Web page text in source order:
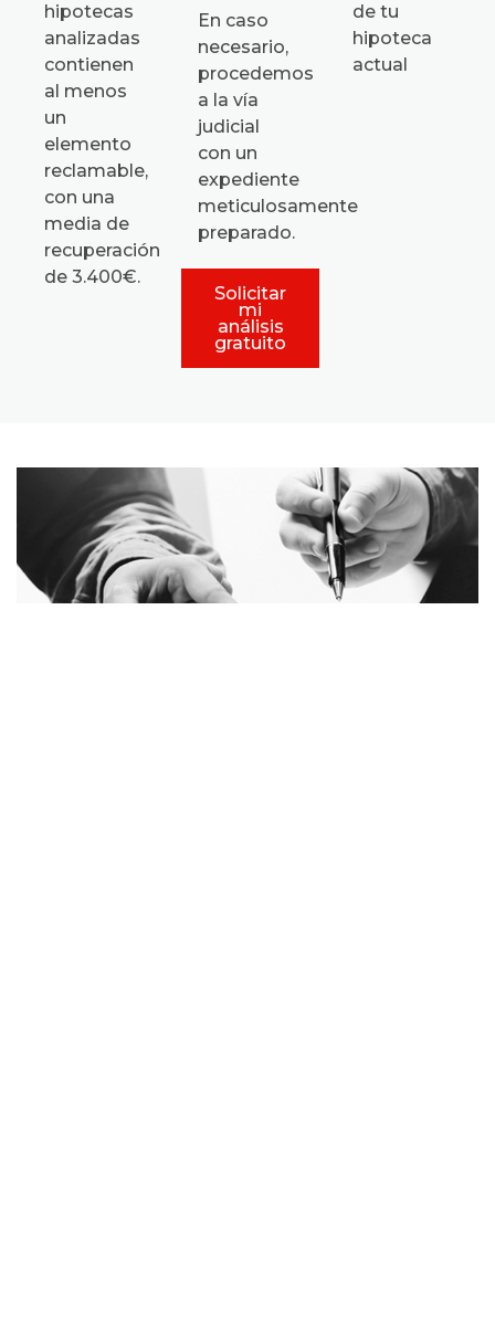
hipotecas
analizadas
contienen
al menos
un
elemento
reclamable,
con una
media de
recuperación
de 3.400€.
En caso
necesario,
procedemos
a la vía
judicial
con un
expediente
meticulosamente
preparado.
Solicitar
mi
análisis
gratuito
de tu
hipoteca
actual